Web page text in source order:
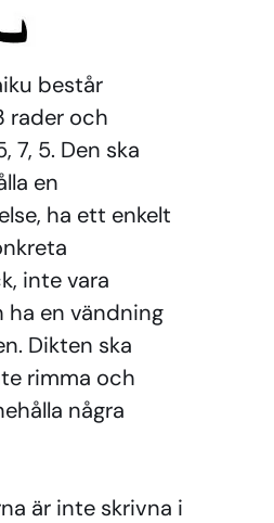
består
rader och
7, 5. Den ska
en
ha ett enkelt
inte vara
en vändning
Dikten ska
rimma och
några
är inte skrivna i